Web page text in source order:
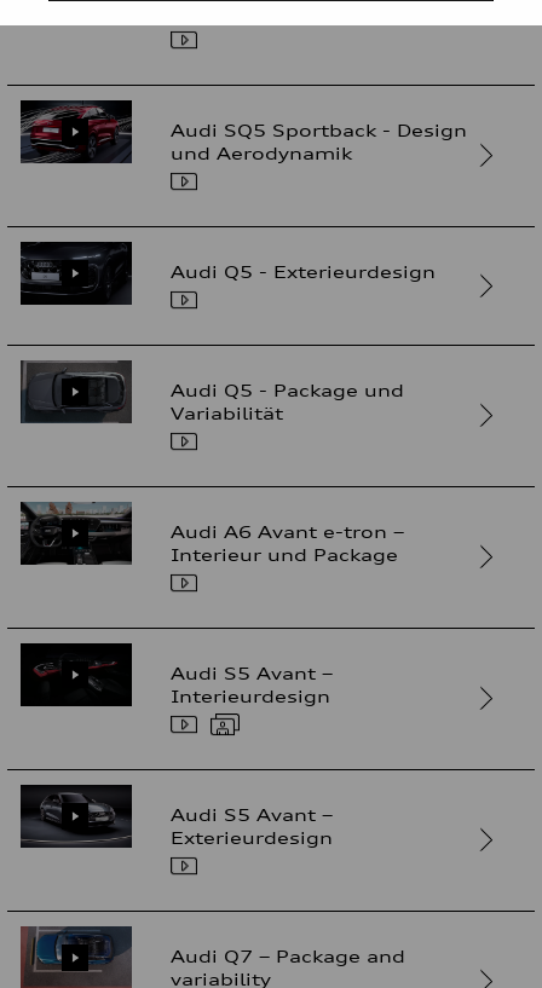
Audi SQ5 Sportback - Design
und Aerodynamik
Audi Q5 - Exterieurdesign
Audi Q5 - Package und
Variabilität
Audi A6 Avant e-tron –
Interieur und Package
Audi S5 Avant –
Interieurdesign
Audi S5 Avant –
Exterieurdesign
Audi Q7 – Package and
variability